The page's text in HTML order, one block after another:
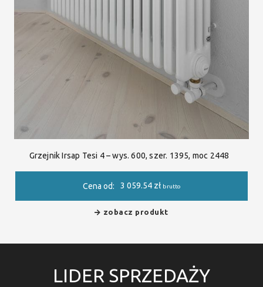
Grzejnik Irsap Tesi 4 – wys. 600, szer. 1395, moc 2448
Cena od: 3 059.54 zł brutto
zobacz produkt
LIDER SPRZEDAŻY